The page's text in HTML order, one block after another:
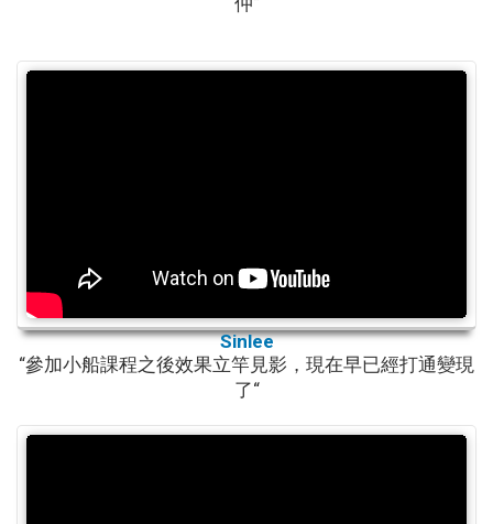
Sinlee
“參加小船課程之後效果立竿見影，現在早已經打通變現
了“